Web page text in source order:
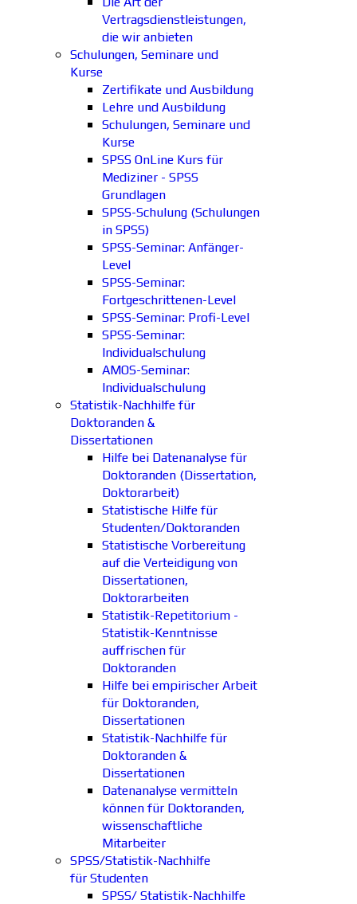
Vertragsdienstleistungen,
die wir anbieten
Schulungen, Seminare und
Kurse
Zertifikate und Ausbildung
Lehre und Ausbildung
Schulungen, Seminare und
Kurse
SPSS OnLine Kurs für
Mediziner - SPSS
Grundlagen
SPSS-Schulung (Schulungen
in SPSS)
SPSS-Seminar: Anfänger-
Level
SPSS-Seminar:
Fortgeschrittenen-Level
SPSS-Seminar: Profi-Level
SPSS-Seminar:
Individualschulung
AMOS-Seminar:
Individualschulung
Statistik-Nachhilfe für
Doktoranden &
Dissertationen
Hilfe bei Datenanalyse für
Doktoranden (Dissertation,
Doktorarbeit)
Statistische Hilfe für
Studenten/Doktoranden
Statistische Vorbereitung
auf die Verteidigung von
Dissertationen,
Doktorarbeiten
Statistik-Repetitorium -
Statistik-Kenntnisse
auffrischen für
Doktoranden
Hilfe bei empirischer Arbeit
für Doktoranden,
Dissertationen
Statistik-Nachhilfe für
Doktoranden &
Dissertationen
Datenanalyse vermitteln
können für Doktoranden,
wissenschaftliche
Mitarbeiter
SPSS/Statistik-Nachhilfe
für Studenten
SPSS/ Statistik-Nachhilfe